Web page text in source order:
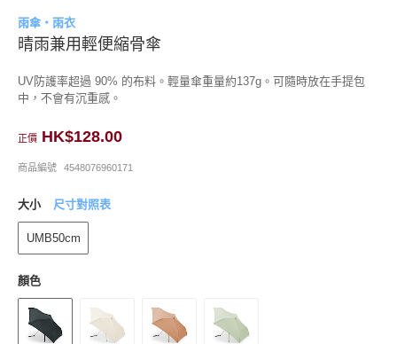
雨傘・雨衣
晴雨兼用輕便縮骨傘
UV防護率超過 90% 的布料。輕量傘重量約137g。可隨時放在手提包
中，不會有沉重感。
正價 HK$128.00
商品編號 4548076960171
大小 尺寸對照表
UMB50cm
顏色